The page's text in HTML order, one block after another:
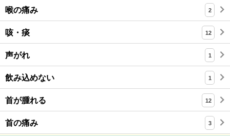
喉の痛み 2
咳・痰 12
声がれ 1
飲み込めない 1
首が腫れる 12
首の痛み 3